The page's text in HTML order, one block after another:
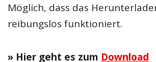
Möglich, dass das
reibungslos funktioniert.
» Hier geht es zum Download